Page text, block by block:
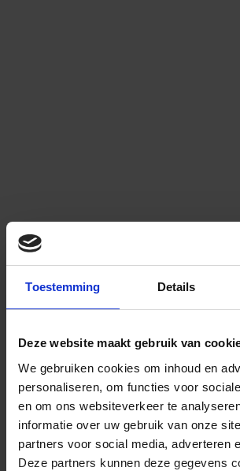
Toestemming Details
Deze website maakt gebruik van
We gebruiken cookies om inhoud en
personaliseren, om functies voor
en om ons websiteverkeer te
informatie over uw gebruik van onze
partners voor social media, adverteren
Deze partners kunnen deze gegevens